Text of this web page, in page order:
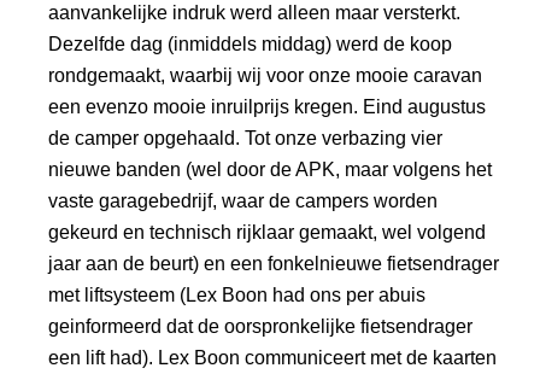
aanvankelijke indruk werd alleen maar versterkt.
Dezelfde dag (inmiddels middag) werd de koop
rondgemaakt, waarbij wij voor onze mooie caravan
een evenzo mooie inruilprijs kregen. Eind augustus
de camper opgehaald. Tot onze verbazing vier
nieuwe banden (wel door de APK, maar volgens het
vaste garagebedrijf, waar de campers worden
gekeurd en technisch rijklaar gemaakt, wel volgend
jaar aan de beurt) en een fonkelnieuwe fietsendrager
met liftsysteem (Lex Boon had ons per abuis
geinformeerd dat de oorspronkelijke fietsendrager
een lift had). Lex Boon communiceert met de kaarten